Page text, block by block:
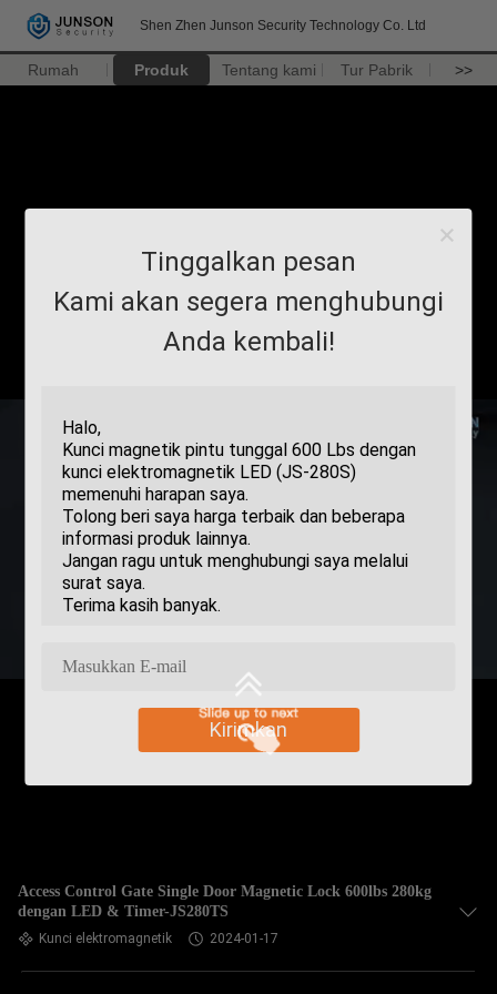
Shen Zhen Junson Security Technology Co. Ltd
Rumah Produk Tentang kami Tur Pabrik >>
Tinggalkan pesan
Kami akan segera menghubungi
Anda kembali!
Kirimkan
Access Control Gate Single Door Magnetic Lock 600lbs 280kg
dengan LED & Timer-JS280TS
Kunci elektromagnetik 2024-01-17